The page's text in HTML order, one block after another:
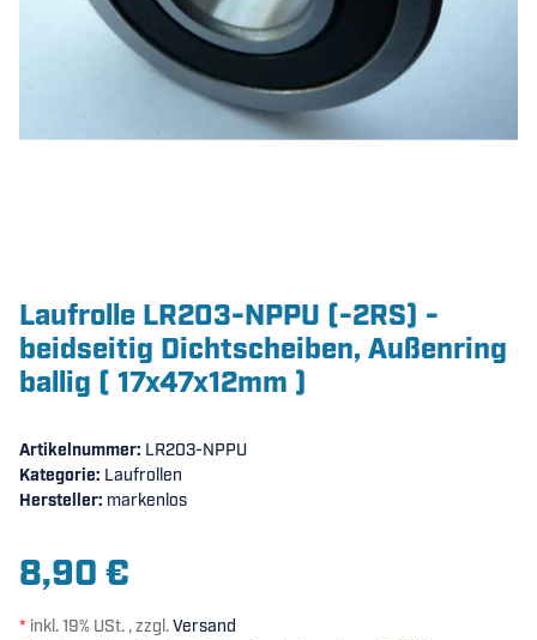
Laufrolle LR203-NPPU (-2RS) -
beidseitig Dichtscheiben, Außenring
ballig ( 17x47x12mm )
Artikelnummer: LR203-NPPU
Kategorie: Laufrollen
Hersteller: markenlos
8,90 €
* inkl. 19% USt. , zzgl.Versand